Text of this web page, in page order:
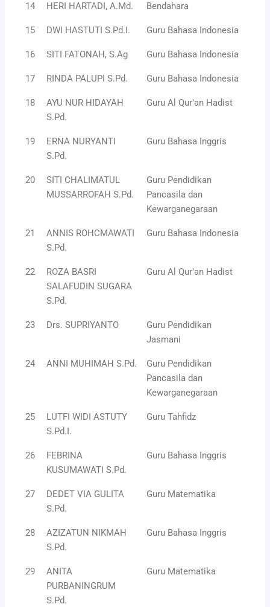
14 HERI HARTADI, A.Md. Bendahara
15 DWI HASTUTI S.Pd.I. Guru Bahasa Indonesia
16 SITI FATONAH, S.Ag Guru Bahasa Indonesia
17 RINDA PALUPI S.Pd. Guru Bahasa Indonesia
18
AYU NUR HIDAYAH
S.Pd.
Guru Al Qur'an Hadist
19
ERNA NURYANTI
S.Pd.
Guru Bahasa Inggris
20
SITI CHALIMATUL
MUSSARROFAH S.Pd.
Guru Pendidikan
Pancasila dan
Kewarganegaraan
21
ANNIS ROHCMAWATI
S.Pd.
Guru Bahasa Indonesia
22
ROZA BASRI
SALAFUDIN SUGARA
S.Pd.
Guru Al Qur'an Hadist
23 Drs. SUPRIYANTO
Guru Pendidikan
Jasmani
24 ANNI MUHIMAH S.Pd.
Guru Pendidikan
Pancasila dan
Kewarganegaraan
25
LUTFI WIDI ASTUTY
S.Pd.I.
Guru Tahfidz
26
FEBRINA
KUSUMAWATI S.Pd.
Guru Bahasa Inggris
27
DEDET VIA GULITA
S.Pd.
Guru Matematika
28
AZIZATUN NIKMAH
S.Pd.
Guru Bahasa Inggris
29
ANITA
PURBANINGRUM
S.Pd.
Guru Matematika